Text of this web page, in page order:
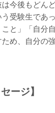
今後もどん
受験生であ
と」「自分
め、自分の
ージ】